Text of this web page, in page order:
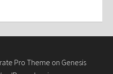
Pro Theme on Genesis